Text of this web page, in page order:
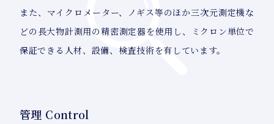
また、マイクロメーター、ノギス等のほか三次元測定機な
どの長大物計測用の精密測定器を使用し、ミクロン単位で
保証できる人材、設備、検査技術を有しています。
管理 Control